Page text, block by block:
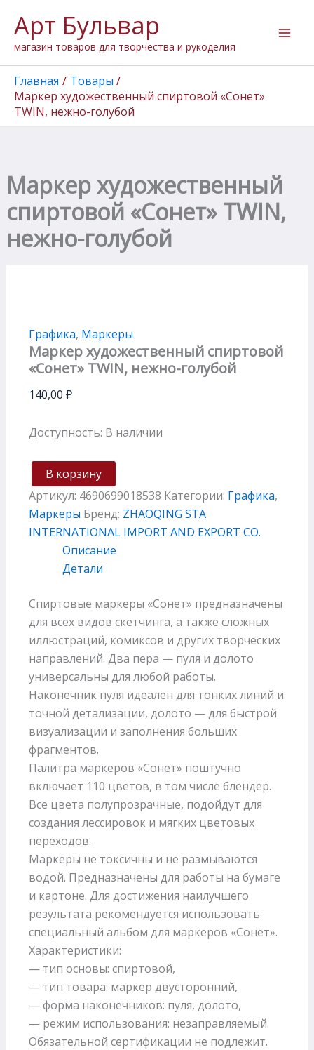
содержимому
Арт Бульвар
магазин товаров для творчества и рукоделия
Главная
Товары
Маркер художественный спиртовой «Сонет»
TWIN, нежно-голубой
Маркер художественный
спиртовой «Сонет» TWIN,
нежно-голубой
Графика, Маркеры
Маркер художественный спиртовой
«Сонет» TWIN, нежно-голубой
140,00 ₽
Доступность: В наличии
товара
Маркер
художественный
спиртовой
"Сонет"
нежно-
голубой
В корзину
Артикул: 4690699018538 Категории: Графика,
Маркеры Бренд: ZHAOQING STA
INTERNATIONAL IMPORT AND EXPORT CO.
Описание
Детали
Спиртовые маркеры «Сонет» предназначены
для всех видов скетчинга, а также сложных
иллюстраций, комиксов и других творческих
направлений. Два пера — пуля и долото
универсальны для любой работы.
Наконечник пуля идеален для тонких линий и
точной детализации, долото — для быстрой
визуализации и заполнения больших
фрагментов.
Палитра маркеров «Сонет» поштучно
включает 110 цветов, в том числе блендер.
Все цвета полупрозрачные, подойдут для
создания лессировок и мягких цветовых
переходов.
Маркеры не токсичны и не размываются
водой. Предназначены для работы на бумаге
и картоне. Для достижения наилучшего
результата рекомендуется использовать
специальный альбом для маркеров «Сонет».
Характеристики:
— тип основы: спиртовой,
— тип товара: маркер двусторонний,
— форма наконечников: пуля, долото,
— режим использования: незаправляемый.
Обязательной сертификации не подлежит.